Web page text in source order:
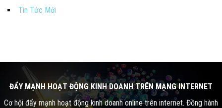
Tin Tức Mới
ĐẨY MẠNH HOẠT ĐỘNG KINH DOANH TRÊN MẠNG INTERNET
Cơ hội đẩy mạnh hoạt động kinh doanh online trên internet. Đồng hành